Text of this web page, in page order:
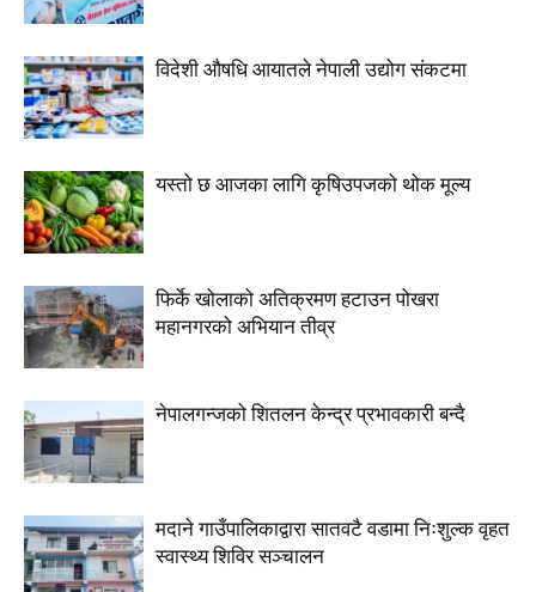
विदेशी औषधि आयातले नेपाली उद्योग संकटमा
यस्तो छ आजका लागि कृषिउपजको थोक मूल्य
फिर्के खोलाको अतिक्रमण हटाउन पोखरा
महानगरको अभियान तीव्र
नेपालगन्जको शितलन केन्द्र प्रभावकारी बन्दै
मदाने गाउँपालिकाद्वारा सातवटै वडामा निःशुल्क वृहत
स्वास्थ्य शिविर सञ्चालन